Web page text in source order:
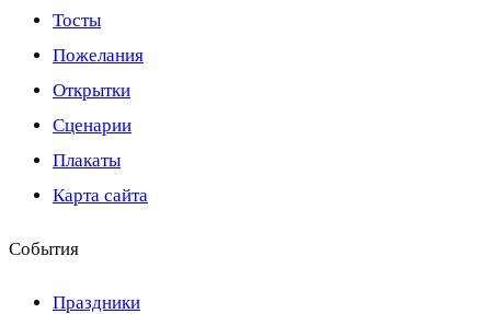
Тосты
Пожелания
Открытки
Сценарии
Плакаты
Карта сайта
События
Праздники